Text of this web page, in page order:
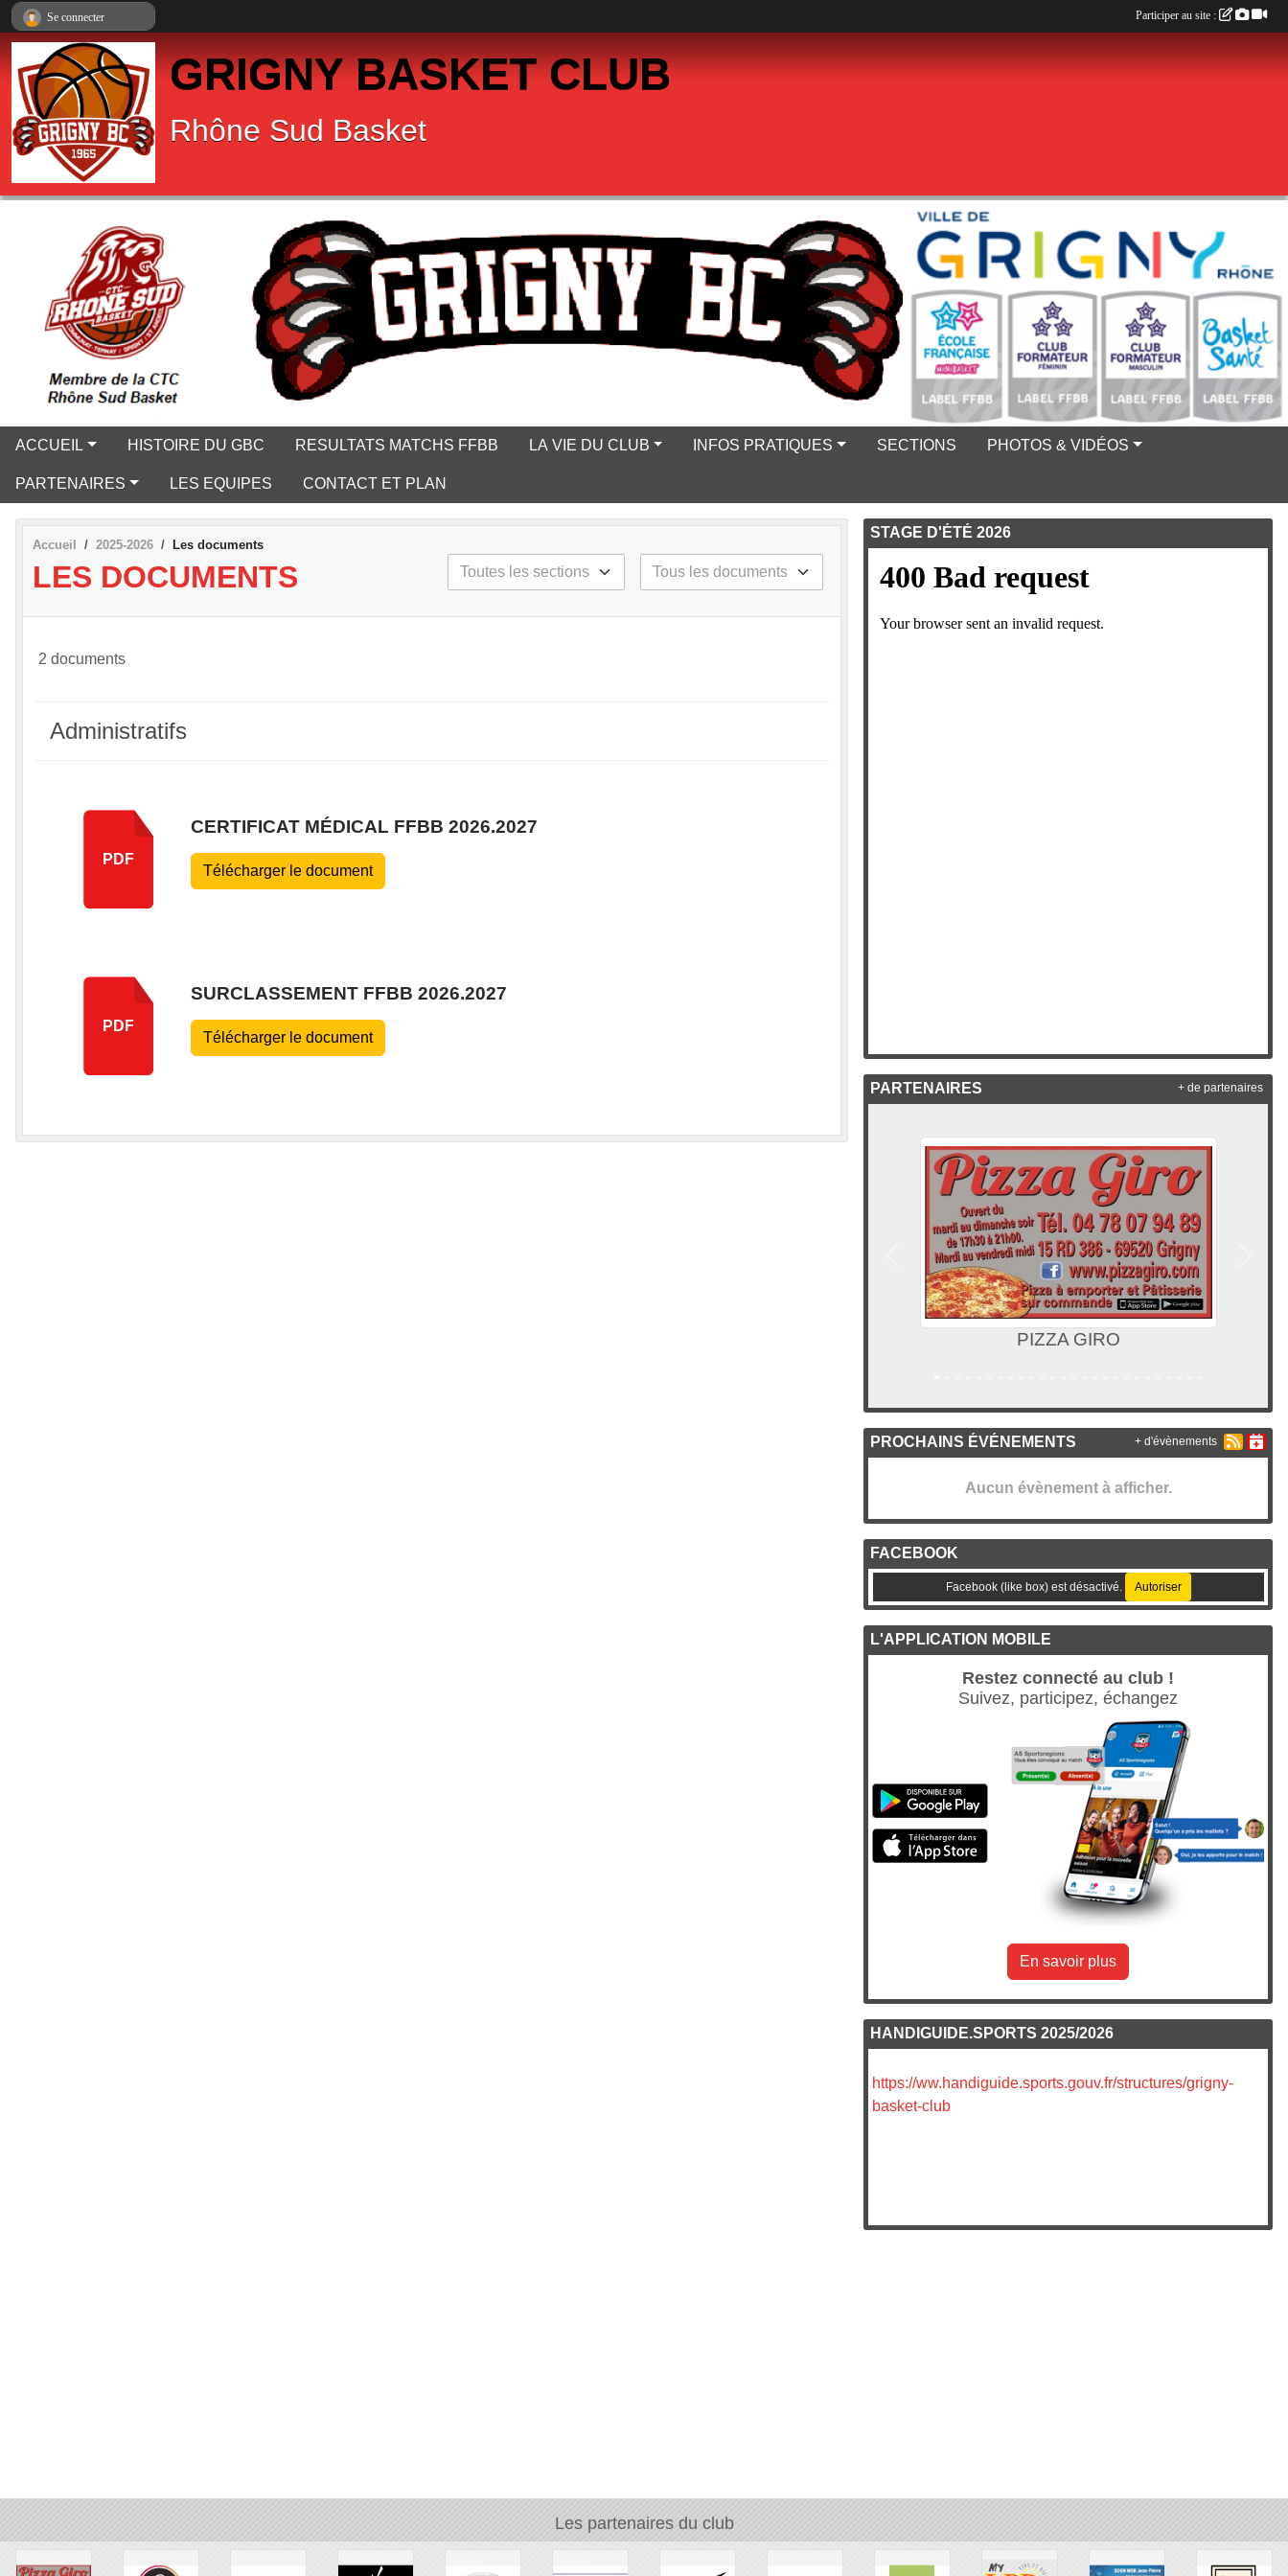
GRIGNY BASKET CLUB
Rhône Sud Basket
ACCUEIL HISTOIRE DU GBC RESULTATS MATCHS FFBB LA VIE DU CLUB INFOS PRATIQUES SECTIONS PHOTOS & VIDÉOS
PARTENAIRES LES EQUIPES CONTACT ET PLAN
Accueil 2025-2026 Les documents
LES DOCUMENTS
2 documents
Administratifs
PDF
CERTIFICAT MÉDICAL FFBB 2026.2027
Télécharger le document
PDF
SURCLASSEMENT FFBB 2026.2027
Télécharger le document
STAGE D'ÉTÉ 2026
PARTENAIRES
PIZZA GIRO
Précedent
+ de partenaires
PROCHAINS ÉVÉNEMENTS
Aucun évènement à afficher.
+ d'évènements
FACEBOOK
Facebook (like box) est désactivé. Autoriser
L'APPLICATION MOBILE
Restez connecté au club !
Suivez, participez, échangez
En savoir plus
HANDIGUIDE.SPORTS 2025/2026
https://ww.handiguide.sports.gouv.fr/structures/grigny-
basket-club
Les partenaires du club
Se connecter Participer au site :
Panneau de gestion des cookies